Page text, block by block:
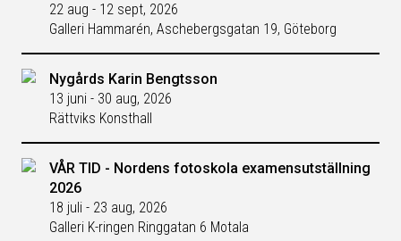
22 aug - 12 sept, 2026
Galleri Hammarén, Aschebergsgatan 19, Göteborg
Nygårds Karin Bengtsson
13 juni - 30 aug, 2026
Rättviks Konsthall
VÅR TID - Nordens fotoskola examensutställning
2026
18 juli - 23 aug, 2026
Galleri K-ringen Ringgatan 6 Motala